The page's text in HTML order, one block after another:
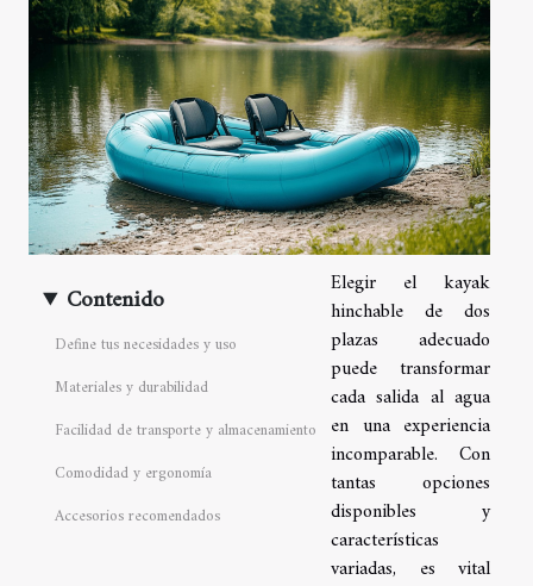
Contenido
Define tus necesidades y uso
Materiales y durabilidad
Facilidad de transporte y almacenamiento
Comodidad y ergonomía
Accesorios recomendados
Elegir el kayak
hinchable de dos
plazas adecuado
puede transformar
cada salida al agua
en una experiencia
incomparable. Con
tantas opciones
disponibles y
características
variadas, es vital